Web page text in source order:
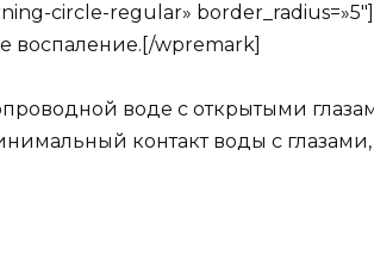
circle-regular»
воспаление.[/wpremark]
воде с открытыми
контакт воды с